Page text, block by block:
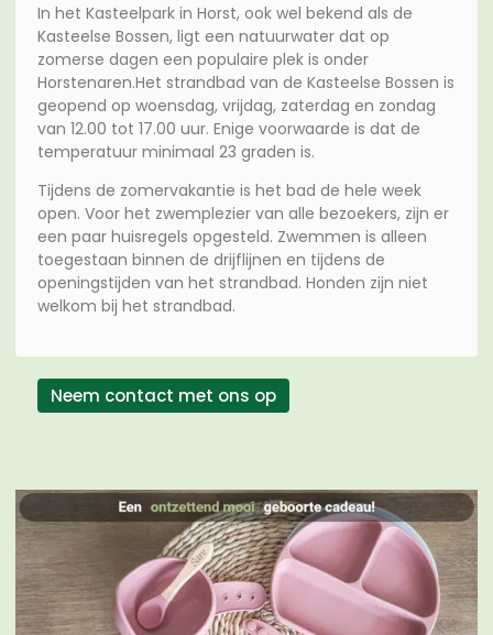
In het Kasteelpark in Horst, ook wel bekend als de
Kasteelse Bossen, ligt een natuurwater dat op
zomerse dagen een populaire plek is onder
Horstenaren.Het strandbad van de Kasteelse Bossen is
geopend op woensdag, vrijdag, zaterdag en zondag
van 12.00 tot 17.00 uur. Enige voorwaarde is dat de
temperatuur minimaal 23 graden is.
Tijdens de zomervakantie is het bad de hele week
open. Voor het zwemplezier van alle bezoekers, zijn er
een paar huisregels opgesteld. Zwemmen is alleen
toegestaan binnen de drijflijnen en tijdens de
openingstijden van het strandbad. Honden zijn niet
welkom bij het strandbad.
Neem contact met ons op